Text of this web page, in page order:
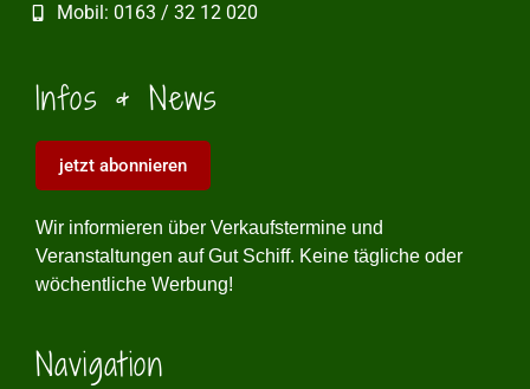
Mobil: 0163 / 32 12 020
Infos & News
jetzt abonnieren
Wir informieren über Verkaufstermine und
Veranstaltungen auf Gut Schiff. Keine tägliche oder
wöchentliche Werbung!
Navigation